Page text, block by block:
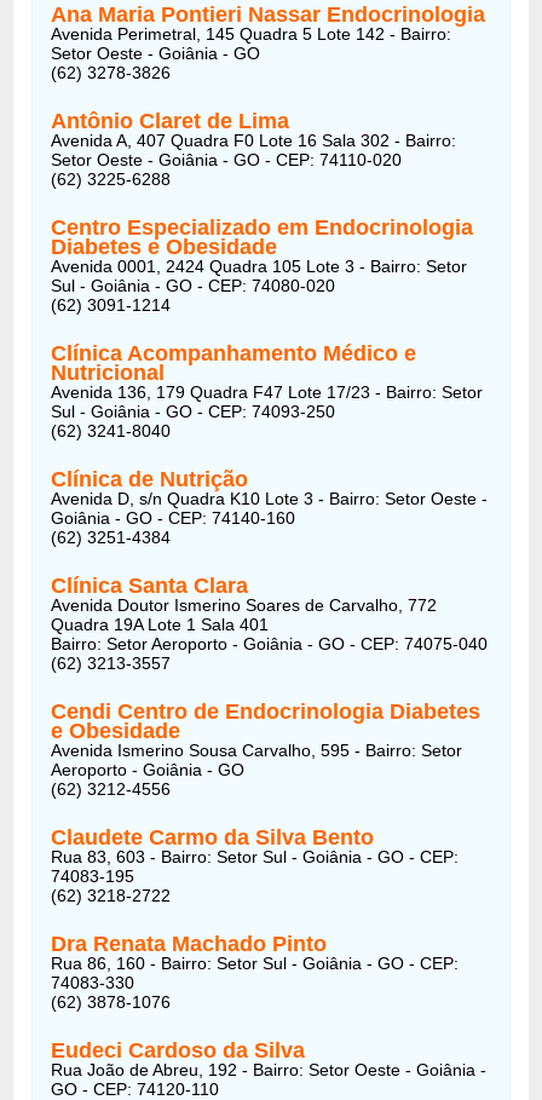
Ana Maria Pontieri Nassar Endocrinologia
Avenida Perimetral, 145 Quadra 5 Lote 142 - Bairro:
Setor Oeste - Goiânia - GO
(62) 3278-3826
Antônio Claret de Lima
Avenida A, 407 Quadra F0 Lote 16 Sala 302 - Bairro:
Setor Oeste - Goiânia - GO - CEP: 74110-020
(62) 3225-6288
Centro Especializado em Endocrinologia
Diabetes e Obesidade
Avenida 0001, 2424 Quadra 105 Lote 3 - Bairro: Setor
Sul - Goiânia - GO - CEP: 74080-020
(62) 3091-1214
Clínica Acompanhamento Médico e
Nutricional
Avenida 136, 179 Quadra F47 Lote 17/23 - Bairro: Setor
Sul - Goiânia - GO - CEP: 74093-250
(62) 3241-8040
Clínica de Nutrição
Avenida D, s/n Quadra K10 Lote 3 - Bairro: Setor Oeste -
Goiânia - GO - CEP: 74140-160
(62) 3251-4384
Clínica Santa Clara
Avenida Doutor Ismerino Soares de Carvalho, 772
Quadra 19A Lote 1 Sala 401
Bairro: Setor Aeroporto - Goiânia - GO - CEP: 74075-040
(62) 3213-3557
Cendi Centro de Endocrinologia Diabetes
e Obesidade
Avenida Ismerino Sousa Carvalho, 595 - Bairro: Setor
Aeroporto - Goiânia - GO
(62) 3212-4556
Claudete Carmo da Silva Bento
Rua 83, 603 - Bairro: Setor Sul - Goiânia - GO - CEP:
74083-195
(62) 3218-2722
Dra Renata Machado Pinto
Rua 86, 160 - Bairro: Setor Sul - Goiânia - GO - CEP:
74083-330
(62) 3878-1076
Eudeci Cardoso da Silva
Rua João de Abreu, 192 - Bairro: Setor Oeste - Goiânia -
GO - CEP: 74120-110